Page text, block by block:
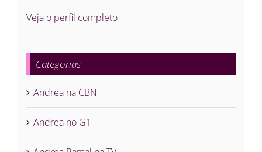
Veja o perfil completo
Categorias
Andrea na CBN
Andrea no G1